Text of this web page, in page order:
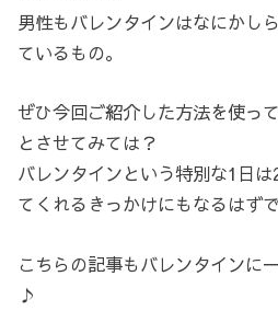
男性もバレンタインはなにかし
ているもの。
ぜひ今回ご紹介した方法を使っ
とさせてみては？
バレンタインという特別な1日
てくれるきっかけにもなるはずで
こちらの記事もバレンタインに
♪